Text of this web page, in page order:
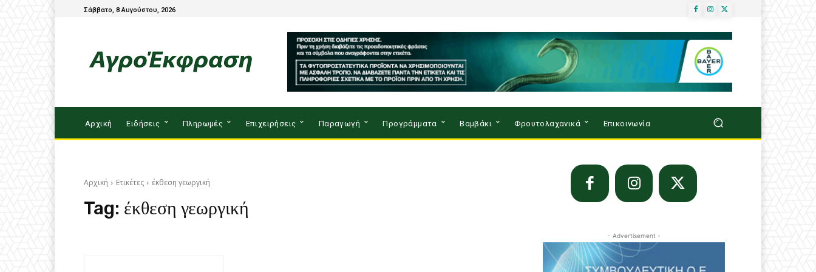
Σάββατο, 8 Αυγούστου, 2026
Αρχική Ειδήσεις Πληρωμές Επιχειρήσεις Παραγωγή Προγράμματα Βαμβάκι Φρουτολαχανικά Επικοινωνία
Αρχική Ετικέτες έκθεση γεωργική
Tag: έκθεση γεωργική
- Advertisement -